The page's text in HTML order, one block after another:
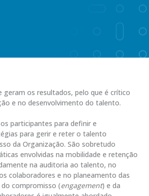
geram os resultados, pelo que é crítico
e no desenvolvimento do talento.
participantes para definir e
para gerir e reter o talento
da Organização. São sobretudo
envolvidas na mobilidade e retenção
na auditoria ao talento, no
colaboradores e no planeamento das
compromisso (engagement) e da